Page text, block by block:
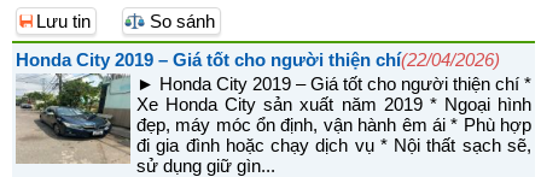
Lưu tin
So sánh
Honda City 2019 – Giá tốt cho người thiện chí(22/04/2026)
► Honda City 2019 – Giá tốt cho người thiện chí *
Xe Honda City sản xuất năm 2019 * Ngoại hình
đẹp, máy móc ổn định, vận hành êm ái * Phù hợp
đi gia đình hoặc chạy dịch vụ * Nội thất sạch sẽ,
sử dụng giữ gìn...